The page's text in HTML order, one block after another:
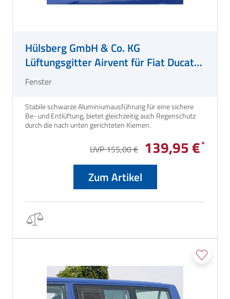
Hülsberg GmbH & Co. KG
Lüftungsgitter Airvent für Fiat Ducato
ab Bj. 2006/07, Fahrerseite
Fenster
Stabile schwarze Aluminiumausführung für eine sichere
Be- und Entlüftung, bietet gleichzeitig auch Regenschutz
UVP 155,00 € 139,95 €
Zum Artikel